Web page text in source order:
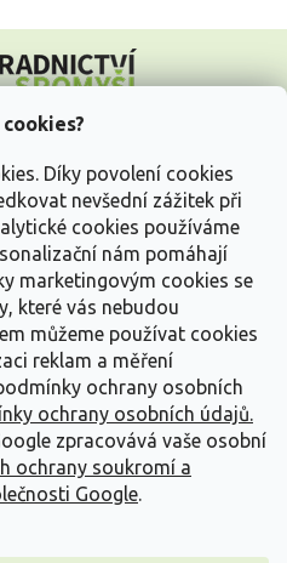
Díky povolení cookies
nevšední zážitek při
cookies používáme
nám pomáhají
marketingovým cookies se
které vás nebudou
můžeme používat cookies
reklam a měření
ochrany osobních
ochrany osobních údajů.
zpracovává vaše osobní
ochrany soukromí a
Google.